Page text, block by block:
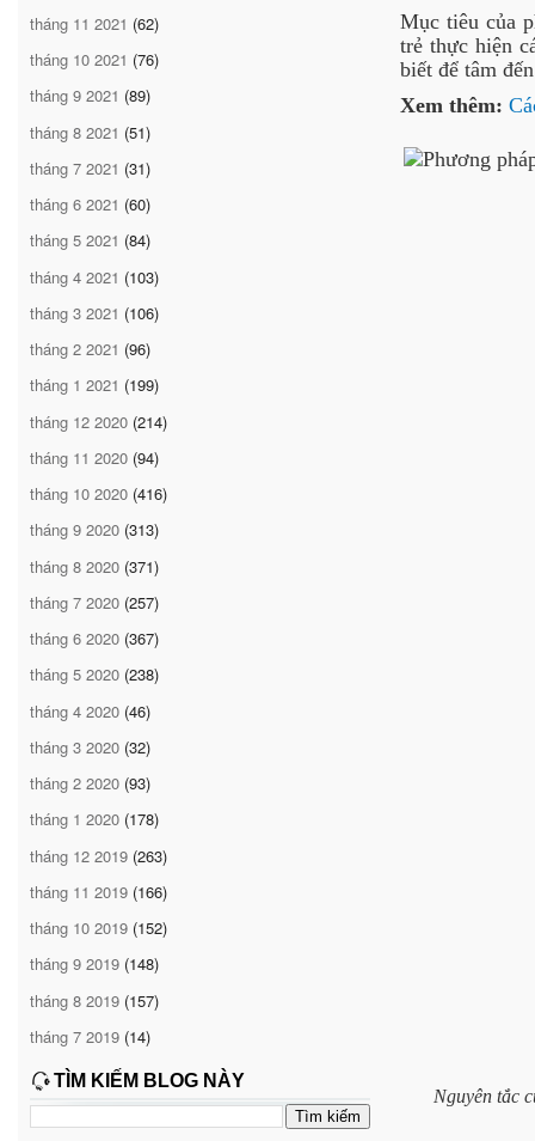
tháng 11 2021 (62)
tháng 10 2021 (76)
tháng 9 2021 (89)
tháng 8 2021 (51)
tháng 7 2021 (31)
tháng 6 2021 (60)
tháng 5 2021 (84)
tháng 4 2021 (103)
tháng 3 2021 (106)
tháng 2 2021 (96)
tháng 1 2021 (199)
tháng 12 2020 (214)
tháng 11 2020 (94)
tháng 10 2020 (416)
tháng 9 2020 (313)
tháng 8 2020 (371)
tháng 7 2020 (257)
tháng 6 2020 (367)
tháng 5 2020 (238)
tháng 4 2020 (46)
tháng 3 2020 (32)
tháng 2 2020 (93)
tháng 1 2020 (178)
tháng 12 2019 (263)
tháng 11 2019 (166)
tháng 10 2019 (152)
tháng 9 2019 (148)
tháng 8 2019 (157)
tháng 7 2019 (14)
TÌM KIẾM BLOG NÀY
Mục tiêu của
trẻ thực hiện
biết để tâm
Xem thêm:
Nguyên tắc